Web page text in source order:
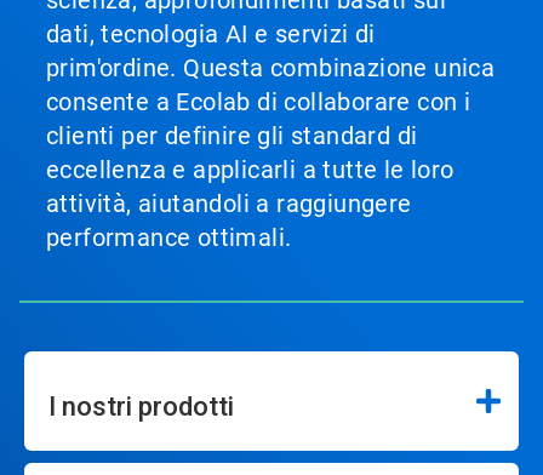
dati, tecnologia AI e servizi di
prim'ordine. Questa combinazione unica
consente a Ecolab di collaborare con i
clienti per definire gli standard di
eccellenza e applicarli a tutte le loro
attività, aiutandoli a raggiungere
performance ottimali.
I nostri prodotti